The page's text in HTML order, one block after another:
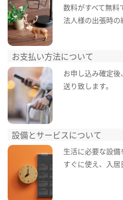
数料がすべて無料
法人様の出張時の
お支払い方法について
お申し込み確定
送り致します。
設備とサービスについて
生活に必要な設
すぐに使え、入居